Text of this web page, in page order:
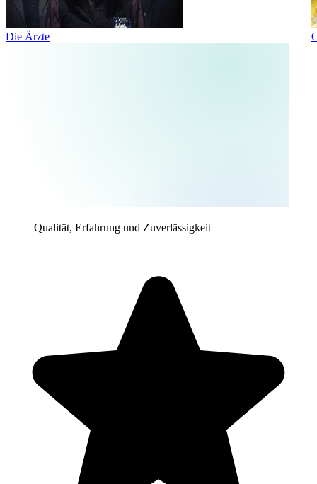
Die Ärzte
Qualität, Erfahrung und Zuverlässigkeit